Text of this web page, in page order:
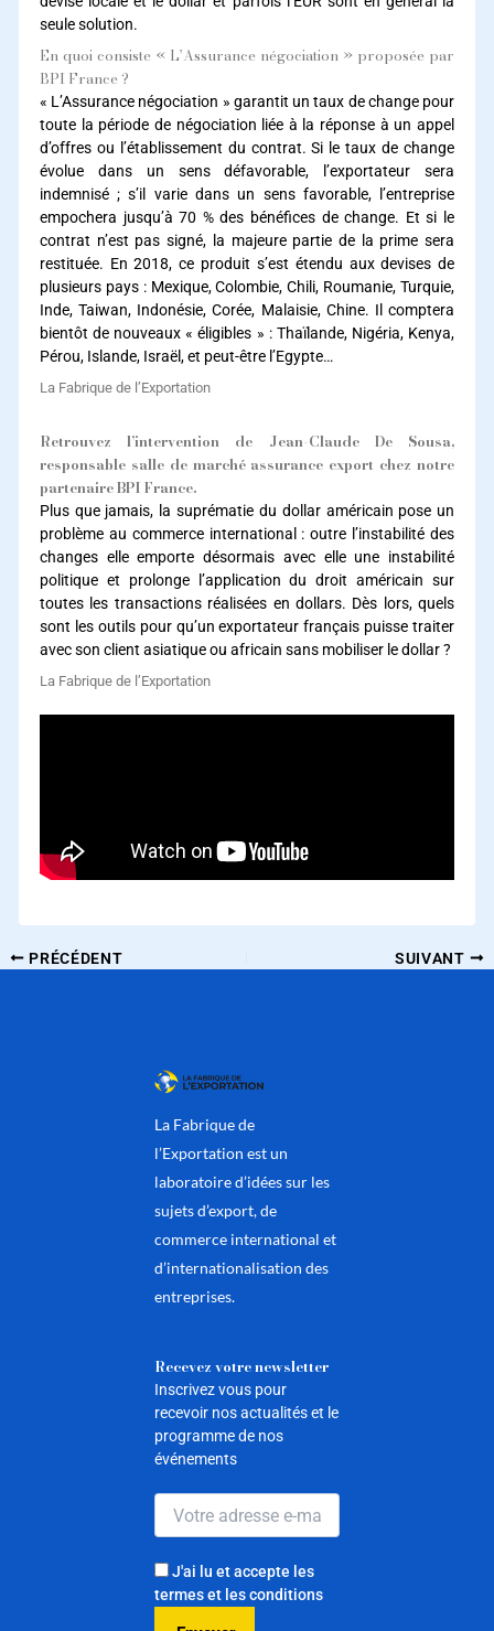
seule solution.
En quoi consiste « L’Assurance négociation » proposée par
BPI France ?
« L’Assurance négociation » garantit un taux de change pour
toute la période de négociation liée à la réponse à un appel
d’offres ou l’établissement du contrat. Si le taux de change
évolue dans un sens défavorable, l’exportateur sera
indemnisé ; s’il varie dans un sens favorable, l’entreprise
empochera jusqu’à 70 % des bénéfices de change. Et si le
contrat n’est pas signé, la majeure partie de la prime sera
restituée. En 2018, ce produit s’est étendu aux devises de
plusieurs pays : Mexique, Colombie, Chili, Roumanie, Turquie,
Inde, Taiwan, Indonésie, Corée, Malaisie, Chine. Il comptera
bientôt de nouveaux « éligibles » : Thaïlande, Nigéria, Kenya,
Pérou, Islande, Israël, et peut-être l’Egypte…
La Fabrique de l’Exportation
Retrouvez l’intervention de Jean-Claude De Sousa,
responsable salle de marché assurance export chez notre
partenaire BPI France.
Plus que jamais, la suprématie du dollar américain pose un
problème au commerce international : outre l’instabilité des
changes elle emporte désormais avec elle une instabilité
politique et prolonge l’application du droit américain sur
toutes les transactions réalisées en dollars. Dès lors, quels
sont les outils pour qu’un exportateur français puisse traiter
avec son client asiatique ou africain sans mobiliser le dollar ?
La Fabrique de l’Exportation
PRÉCÉDENT SUIVANT
La Fabrique de
l’Exportation est un
laboratoire d’idées sur les
sujets d’export, de
commerce international et
d’internationalisation des
entreprises.
Recevez votre newsletter
Inscrivez vous pour
recevoir nos actualités et le
programme de nos
événements
J'ai lu et accepte les
termes et les conditions